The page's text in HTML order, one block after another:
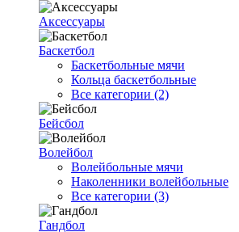
Аксессуары
Баскетбол
Баскетбольные мячи
Кольца баскетбольные
Все категории (2)
Бейсбол
Волейбол
Волейбольные мячи
Наколенники волейбольные
Все категории (3)
Гандбол